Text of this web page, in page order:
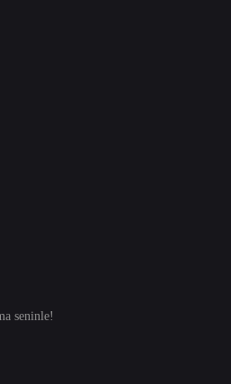
seninle!